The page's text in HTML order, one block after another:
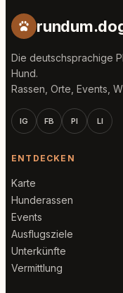
Die deutschsprachige
Hund.
Rassen, Orte, Events,
IG FB PI LI
ENTDECKEN
Karte
Hunderassen
Events
Ausflugsziele
Unterkünfte
Vermittlung